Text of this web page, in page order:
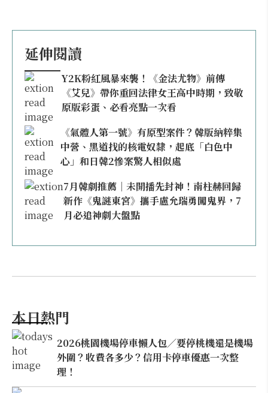
延伸閱讀
Y2K粉紅風暴來襲！《金法尤物》前傳
《艾兒》帶你重回法律女王高中時期，致敬
原版彩蛋、必看亮點一次看
《氣體人第一號》有原型案件？韓版納粹集
中營、黑道找的核電奴隸，起底「白色中
心」和日韓2慘案驚人相似處
7月韓劇推薦｜未開播先封神！南柱赫回歸
新作《鬼謎東宮》攜手盧允瑞勇闖鬼界，7
月必追神劇大盤點
本日熱門
2026桃園機場停車懶人包／要停桃機還是機場
外圍？收費各多少？信用卡停車優惠一次整
理！